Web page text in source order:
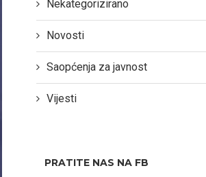
Nekategorizirano
Novosti
Saopćenja za javnost
Vijesti
PRATITE NAS NA FB